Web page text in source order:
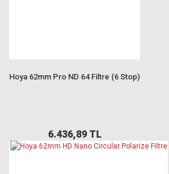
Hoya 62mm Pro ND 64 Filtre (6 Stop)
6.436,89 TL